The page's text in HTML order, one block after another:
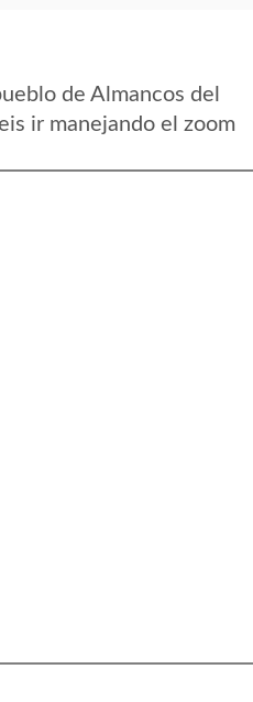
de Almancos del
ir manejando el zoom